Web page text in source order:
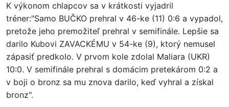
K výkonom chlapcov sa v krátkosti vyjadril
tréner:"Samo BUČKO prehral v 46-ke (11) 0:6 a vypadol,
pretože jeho premožiteľ prehral v semifinále. Lepšie sa
darilo Kubovi ZAVACKÉMU v 54-ke (9), ktorý nemusel
zápasiť predkolo. V prvom kole zdolal Maliara (UKR)
10:0. V semifinále prehral s domácim pretekárom 0:2 a
v boji o bronz sa mu znova darilo, keď vyhral a získal
bronz".